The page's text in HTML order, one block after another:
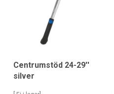
Centrumstöd 24-29''
silver